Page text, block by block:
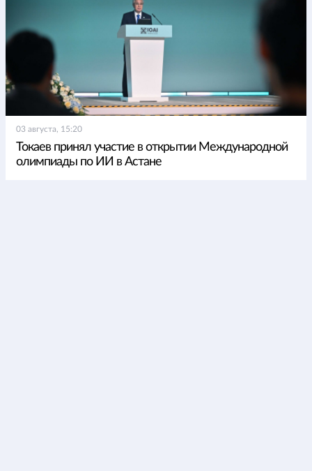
03 августа, 15:20
Токаев принял участие в открытии Международной
олимпиады по ИИ в Астане